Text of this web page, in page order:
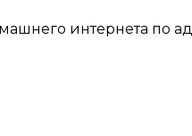
интернета по